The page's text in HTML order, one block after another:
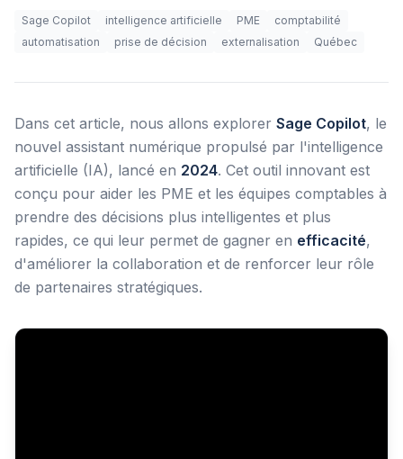
Sage Copilot intelligence artificielle PME
comptabilité
automatisation
prise de décision externalisation Québec
Dans cet article, nous allons explorer Sage Copilot, le
nouvel assistant numérique propulsé par l'intelligence
artificielle (IA), lancé en 2024. Cet outil innovant est
conçu pour aider les PME et les équipes comptables à
prendre des décisions plus intelligentes et plus
rapides, ce qui leur permet de gagner en efficacité,
d'améliorer la collaboration et de renforcer leur rôle
de partenaires stratégiques.